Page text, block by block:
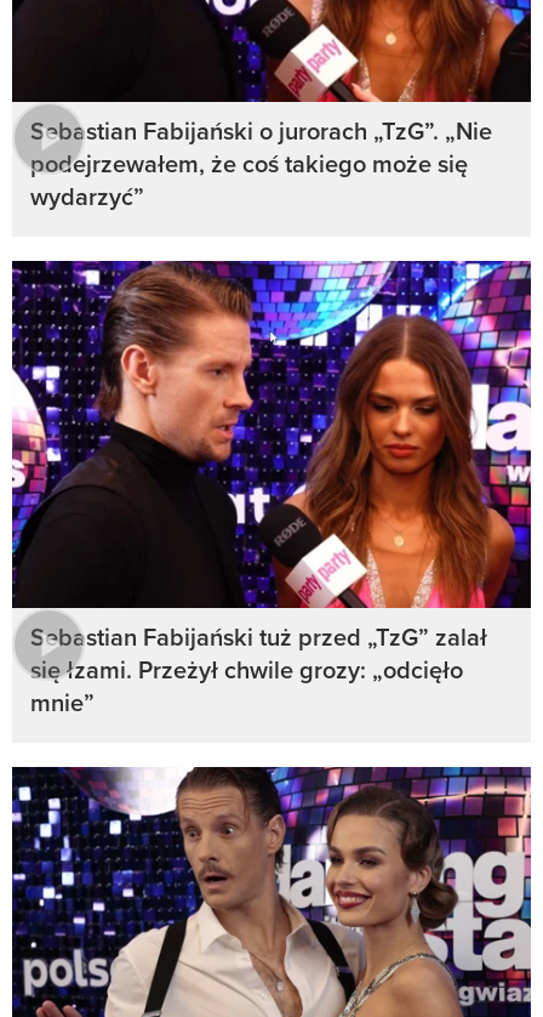
Sebastian Fabijański o jurorach „TzG”. „Nie
podejrzewałem, że coś takiego może się
wydarzyć”
Sebastian Fabijański tuż przed „TzG” zalał
się łzami. Przeżył chwile grozy: „odcięło
mnie”